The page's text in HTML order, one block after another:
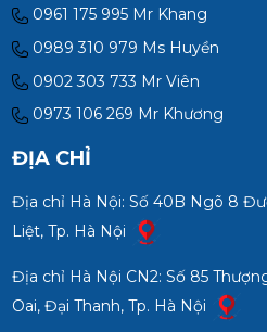
0961 175 995 Mr Khang
0989 310 979 Ms Huyền
0902 303 733 Mr Viên
0973 106 269 Mr Khương
ĐỊA CHỈ
Địa chỉ Hà Nội: Số 40B Ngõ 8
Liệt, Tp. Hà Nội
Địa chỉ Hà Nội CN2: Số 85
Oai, Đại Thanh, Tp. Hà Nội